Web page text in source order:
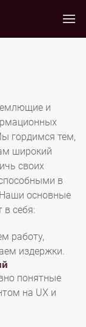
и
гордимся тем,
широкий
своих
в
основные
в себя:
работу,
издержки.
понятные
на UX и